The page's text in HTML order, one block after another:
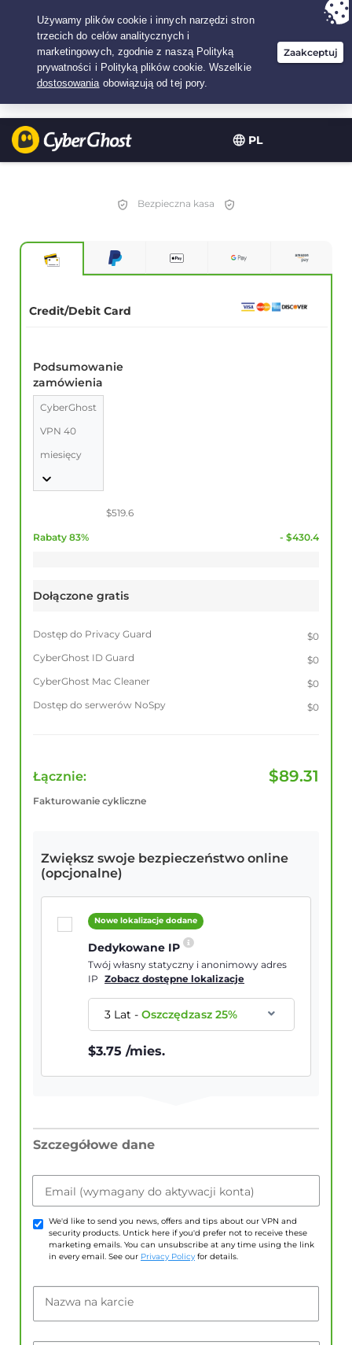
PL
Twój wybór:Najlepsza umowana3.3333333333333-lat w$
/miesiąc
Bezpieczna kasa
Credit/Debit Card
Podsumowanie
zamówienia
CyberGhost
VPN 40
miesięcy
$519.6
Rabaty 83% - $430.4
Dołączone gratis
Dostęp do Privacy Guard
$0
CyberGhost ID Guard
$0
CyberGhost Mac Cleaner
$0
Dostęp do serwerów NoSpy
$0
Łącznie: $89.31
Fakturowanie cykliczne
Zwiększ swoje bezpieczeństwo online
(opcjonalne)
Nowe lokalizacje dodane
Dedykowane IP
Twój własny statyczny i anonimowy adres
IP
Zobacz dostępne lokalizacje
3 Lat-Oszczędzasz25%
$3.75 /mies.
Szczegółowe dane
Email (wymagany do aktywacji konta)
We'd like to send you news, offers and tips about our VPN and
security products. Untick here if you'd prefer not to receive these
marketing emails. You can unsubscribe at any time using the link
in every email. See our Privacy Policy for details.
Nazwa na karcie